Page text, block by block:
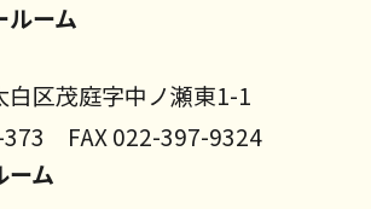
ルーム
白区茂庭字中ノ瀬東1-1
373 FAX 022-397-9324
ーム